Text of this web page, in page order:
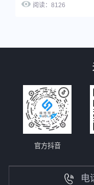
成或API生成功能将推
了推广链接并及时启
效提升短信推广转化效
阅读：8126
官方抖音
电